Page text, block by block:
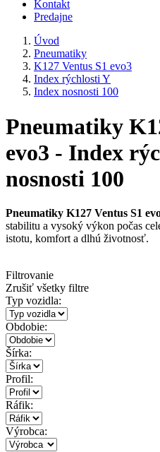
Kontakt
Predajne
Úvod
Pneumatiky
K127 Ventus S1 evo3
Index rýchlosti Y
Index nosnosti 100
Pneumatiky
evo3 - Index
nosnosti 100
Pneumatiky K127 Ventus S1
stabilitu a vysoký výkon počas
istotu, komfort a dlhú životnosť.
Filtrovanie
Zrušiť všetky filtre
Typ vozidla:
Obdobie:
Šírka:
Profil:
Ráfik:
Výrobca: